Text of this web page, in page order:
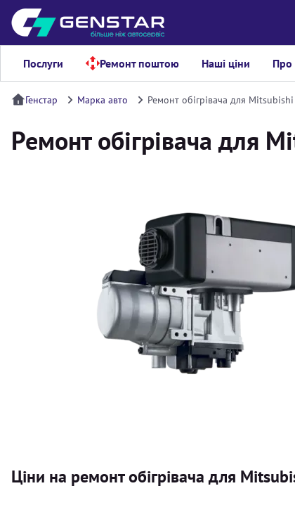
Послуги Ремонт поштою Наші ціни Про
Генстар Марка авто Ремонт обігрівача для
Ремонт обігрівача для
Ціни на ремонт обігрівача для